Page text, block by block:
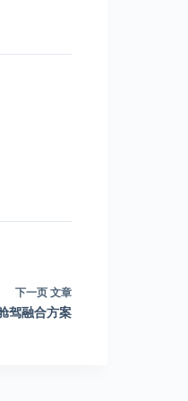
下一页文章
驾融合方案